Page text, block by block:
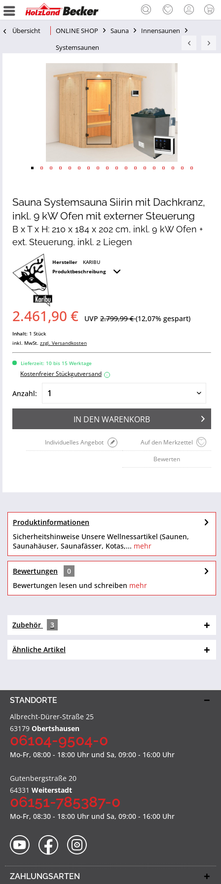
Übersicht ONLINE SHOP Sauna
Innensaunen
Systemsaunen
Sauna Systemsauna Siirin mit Dachkranz,
inkl. 9 kW Ofen mit externer Steuerung
B x T x H: 210 x 184 x 202 cm, inkl. 9 kW Ofen +
ext. Steuerung, inkl. 2 Liegen
Hersteller
KARIBU
Produktbeschreibung
2.461,90 € UVP 2.799,99 €(12,07% gespart)
Inhalt: 1 Stück
inkl. MwSt. zzgl. Versandkosten
Lieferzeit: 10 bis 15 Werktage
Kostenfreier Stückgutversand i
Anzahl:
IN DEN WARENKORB
Auf den Merkzettel
Individuelles Angebot
Bewerten
Produktinformationen
Sicherheitshinweise Unsere Wellnessartikel (Saunen,
Saunahäuser, Saunafässer, Kotas,... mehr
Bewertungen
0
Bewertungen lesen und schreiben mehr
Zubehör 3
Ähnliche Artikel
STANDORTE
Albrecht-Dürer-Straße 25
63179 Obertshausen
06104-9504-0
Mo-Fr, 08:00 - 18:00 Uhr und Sa, 09:00 - 16:00 Uhr
Gutenbergstraße 20
64331 Weiterstadt
06151-785387-0
Mo-Fr, 08:30 - 18:00 Uhr und Sa, 09:00 - 16:00 Uhr
ZAHLUNGSARTEN